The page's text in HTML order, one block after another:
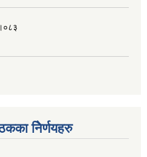
निेर्णयहरु